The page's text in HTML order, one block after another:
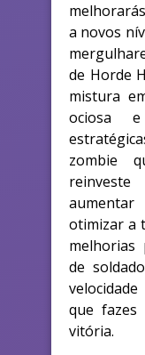
a novos
de Horde
mistura
ociosa
zombie
otimizar a
melhorias
de
que fazes
vitória.